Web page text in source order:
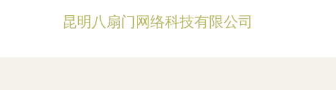
昆明八扇门网络科技有限公司